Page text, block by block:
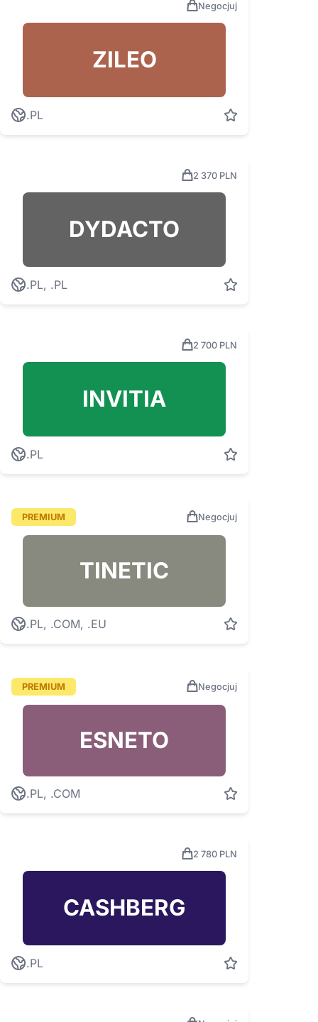
Negocjuj
ZILEO
.PL
2 370 PLN
DYDACTO
.PL, .PL
2 700 PLN
INVITIA
.PL
PREMIUM Negocjuj
TINETIC
.PL, .COM, .EU
PREMIUM Negocjuj
ESNETO
.PL, .COM
2 780 PLN
CASHBERG
.PL